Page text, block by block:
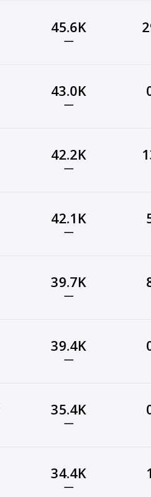
45.6K
—
43.0K
—
42.2K
—
42.1K
—
39.7K
—
39.4K
—
35.4K
—
34.4K
—